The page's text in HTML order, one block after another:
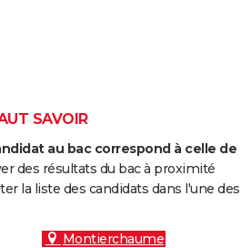
SAVOIR
au bac correspond à celle de
des résultats du bac à proximité
la liste des candidats dans l'une des
Montierchaume